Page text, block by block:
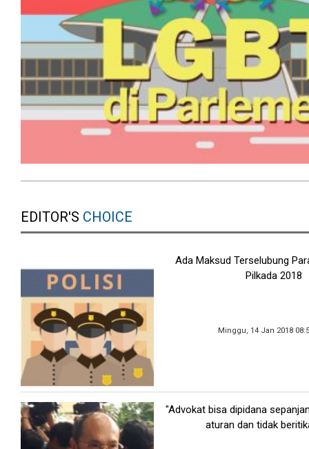
EDITOR'S CHOICE
Ada Maksud Terselubung
Pilkada 2018
Minggu, 14 Jan 2018
"Advokat bisa dipidana
aturan dan tidak